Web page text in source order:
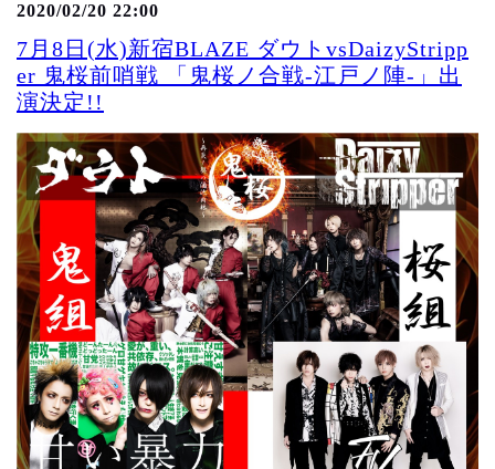
2020/02/20 22:00
7月8日(水)新宿BLAZE ダウトvsDaizyStripp
er 鬼桜前哨戦 「鬼桜ノ合戦-江戸ノ陣-」出
演決定!!